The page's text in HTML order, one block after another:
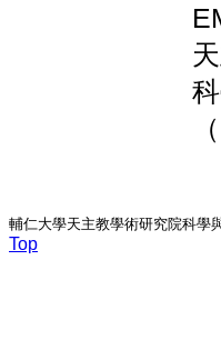
輔仁大學天主教學術研究院科學
Top